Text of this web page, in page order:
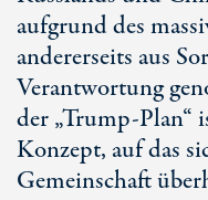
aufgrund des
andererseits aus
Verantwortung
der „Trump-Plan“
Konzept, auf das
Gemeinschaft